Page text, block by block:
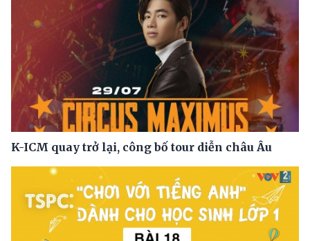
K-ICM quay trở lại, công bố tour diễn châu Âu